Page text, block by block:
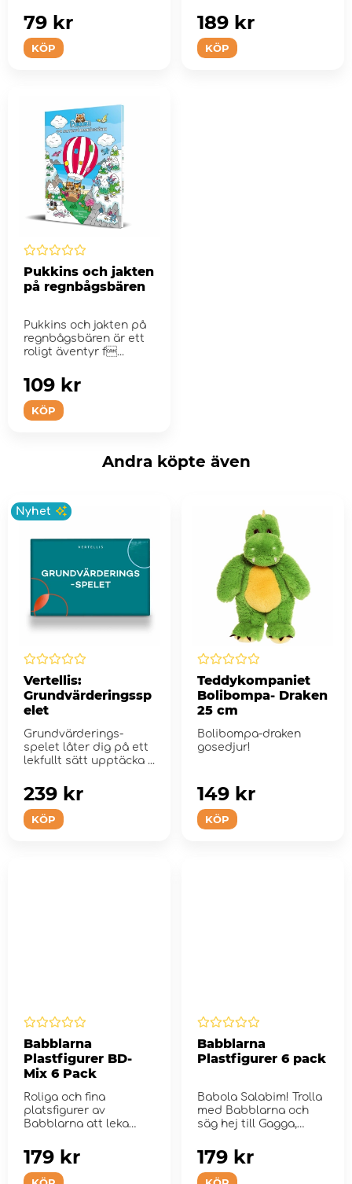
KÖP
79 kr
KÖP
189 kr
Pukkins och jakten
på regnbågsbären
Pukkins och jakten på
regnbågsbären är ett
roligt äventyr f...
KÖP
109 kr
Andra köpte även
Nyhet
Vertellis:
Grundvärderingssp
elet
Grundvärderings-
spelet låter dig på ett
lekfullt sätt upptäcka ...
KÖP
239 kr
Teddykompaniet
Bolibompa- Draken
25 cm
Bolibompa-draken
gosedjur!
KÖP
149 kr
Babblarna
Plastfigurer BD-
Mix 6 Pack
Roliga och fina
platsfigurer av
Babblarna att leka
179 kr
Babblarna
Plastfigurer 6 pack
Babola Salabim! Trolla
med Babblarna och
säg hej till Gagga,
Sassa...
179 kr